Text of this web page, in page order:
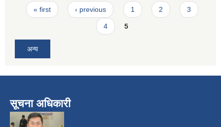
Pages
« first ‹ previous 1 2 3
4 5
अन्य
सूचना अधिकारी